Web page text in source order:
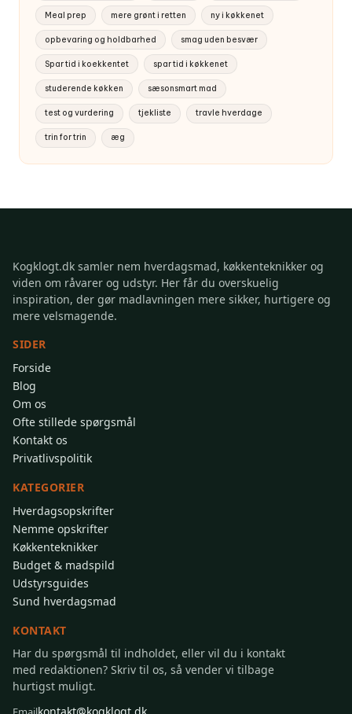
Meal prep mere grønt i retten ny i køkkenet
opbevaring og holdbarhed smag uden besvær
Spar tid i koekkentet spar tid i køkkenet
studerende køkken sæsonsmart mad
test og vurdering tjekliste travle hverdage
trin for trin æg
Kogklogt.dk samler nem hverdagsmad, køkkenteknikker og
viden om råvarer og udstyr. Her får du overskuelig
inspiration, der gør madlavningen mere sikker, hurtigere og
mere velsmagende.
SIDER
Forside
Blog
Om os
Ofte stillede spørgsmål
Kontakt os
Privatlivspolitik
KATEGORIER
Hverdagsopskrifter
Nemme opskrifter
Køkkenteknikker
Budget & madspild
Udstyrsguides
Sund hverdagsmad
KONTAKT
Har du spørgsmål til indholdet, eller vil du i kontakt
med redaktionen? Skriv til os, så vender vi tilbage
hurtigst muligt.